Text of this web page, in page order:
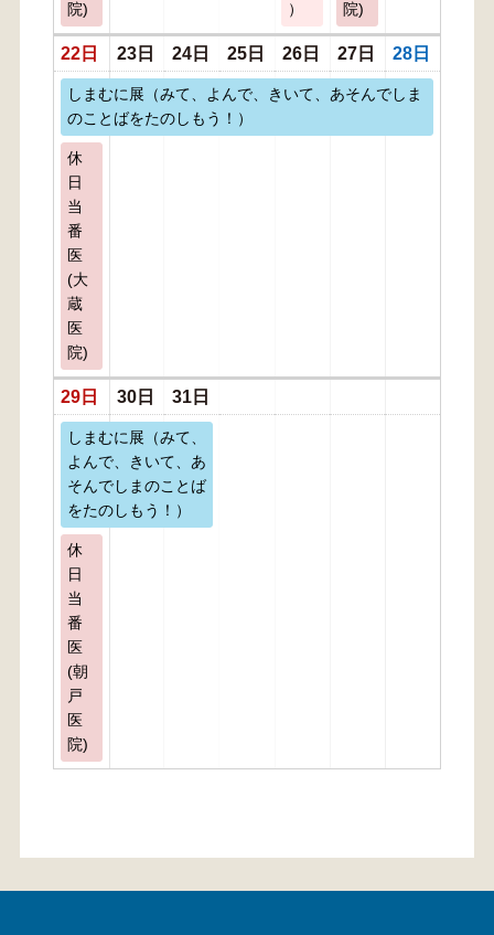
院)
）
院)
22日 23日 24日 25日 26日 27日 28日
しまむに展（みて、よんで、きいて、あそんでしま
のことばをたのしもう！）
休
日
当
番
医
(大
蔵
医
院)
29日 30日 31日
しまむに展（みて、
よんで、きいて、あ
そんでしまのことば
をたのしもう！）
休
日
当
番
医
(朝
戸
医
院)